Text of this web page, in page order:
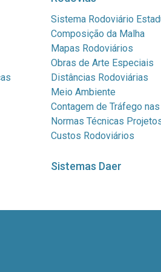
Sistema Rodoviário
Composição da Malha
Mapas Rodoviários
Obras de Arte Especiais
Distâncias Rodoviárias
Meio Ambiente
Contagem de Tráfego
Normas Técnicas
Custos Rodoviários
Sistemas Daer